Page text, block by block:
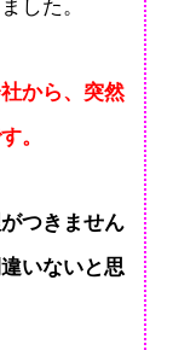
した。
から、突然
。
つきません
いないと思